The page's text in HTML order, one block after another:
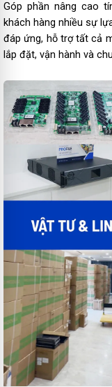
Góp phần nâng cao
khách hàng nhiều sự
đáp ứng, hỗ trợ tất cả
lắp đặt, vận hành và